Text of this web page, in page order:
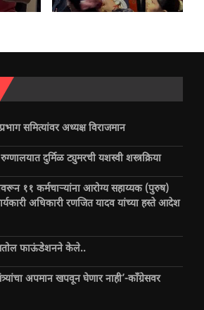
समित्यांवर अध्यक्ष विराजमान
दुर्मिळ ट्युमरची यशस्वी शस्त्रक्रिया
११ कर्मचाऱ्यांना आरोग्य सहाय्यक (पुरुष)
अधिकारी रणजित यादव यांच्या हस्ते आदेश
फाऊंडेशनने केले..
अपमान खपवून घेणार नाही’-काँग्रेसवर